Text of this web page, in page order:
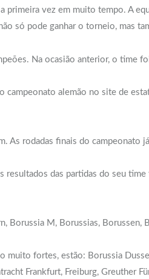
primeira vez em muito tempo. A
só pode ganhar o torneio, mas
Na ocasião anterior, o time
alemão no site de
As rodadas finais do
resultados das partidas do seu
Borussia M, Borussias,
muito fortes, estão: Borussia
Frankfurt, Freiburg, Greuther